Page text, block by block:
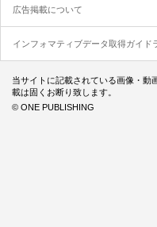
広告掲載について
インフォマティブデータ取得ガイド
当サイトに記載されている画像・動
載は固くお断り致します。
© ONE PUBLISHING